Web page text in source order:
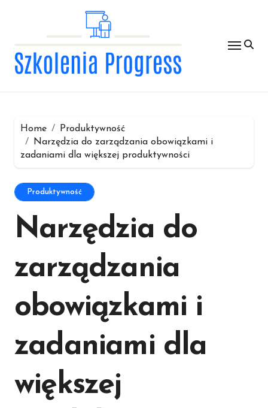
Home
Produktywność
Narzędzia do zarządzania obowiązkami i
zadaniami dla większej produktywności
Produktywność
Narzędzia do
zarządzania
obowiązkami i
zadaniami dla
większej